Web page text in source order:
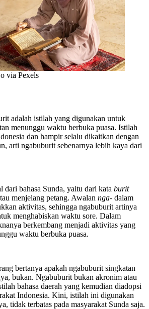
via Pexels
adalah istilah yang digunakan untuk
menunggu waktu berbuka puasa. Istilah
dan hampir selalu dikaitkan dengan
arti ngabuburit sebenarnya lebih kaya dari
dari bahasa Sunda, yaitu dari kata burit
menjelang petang. Awalan nga- dalam
aktivitas, sehingga ngabuburit artinya
menghabiskan waktu sore. Dalam
berkembang menjadi aktivitas yang
waktu berbuka puasa.
bertanya apakah ngabuburit singkatan
bukan. Ngabuburit bukan akronim atau
bahasa daerah yang kemudian diadopsi
Indonesia. Kini, istilah ini digunakan
tidak terbatas pada masyarakat Sunda saja.